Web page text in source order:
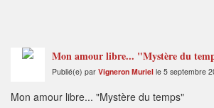
Mon amour libre... "Mystère du
Publié(e) par Vigneron Muriel le 5 septembre
Mon amour libre... "Mystère du temps"